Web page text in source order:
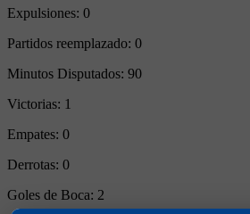
Expulsiones: 0
Partidos reemplazado: 0
Minutos Disputados: 90
Victorias: 1
Empates: 0
Derrotas: 0
Goles de Boca: 2